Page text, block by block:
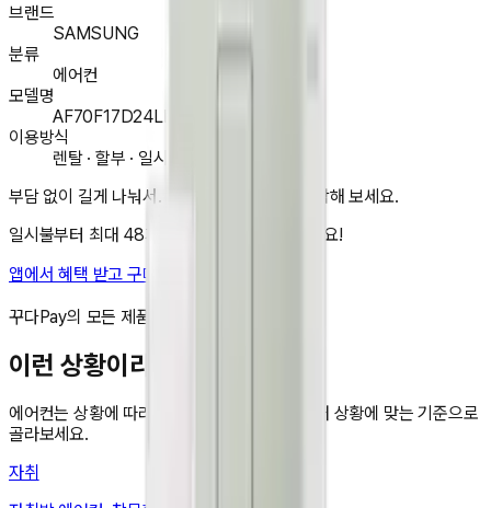
브랜드
SAMSUNG
분류
에어컨
모델명
AF70F17D24LRT
이용방식
렌탈 · 할부 · 일시불 구매
부담 없이 길게 나눠서. 지금 앱에서 렌탈을 시작해 보세요.
일시불부터 최대 48개월 무이자 할부도 가능해요!
앱에서 혜택 받고 구매하기
꾸다Pay의 모든 제품은 국내 정품입니다.
이런 상황이라면
에어컨는 상황에 따라 봐야 할 기준이 달라요. 내 상황에 맞는 기준으로
골라보세요.
자취